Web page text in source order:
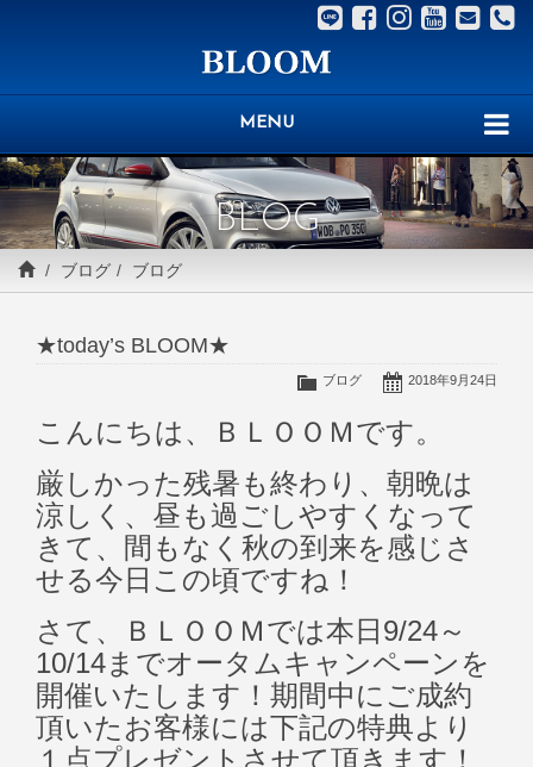
MENU
BLOG
ブログ ブログ
★today’s BLOOM★
2018年9月24日
ブログ
こんにちは、ＢＬＯＯＭです。
厳しかった残暑も終わり、朝晩は
涼しく、昼も過ごしやすくなって
きて、間もなく秋の到来を感じさ
せる今日この頃ですね！
さて、ＢＬＯＯＭでは本日9/24～
10/14までオータムキャンペーンを
開催いたします！期間中にご成約
頂いたお客様には下記の特典より
１点プレゼントさせて頂きます！